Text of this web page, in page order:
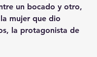
un bocado y otro,
mujer que dio
la protagonista de